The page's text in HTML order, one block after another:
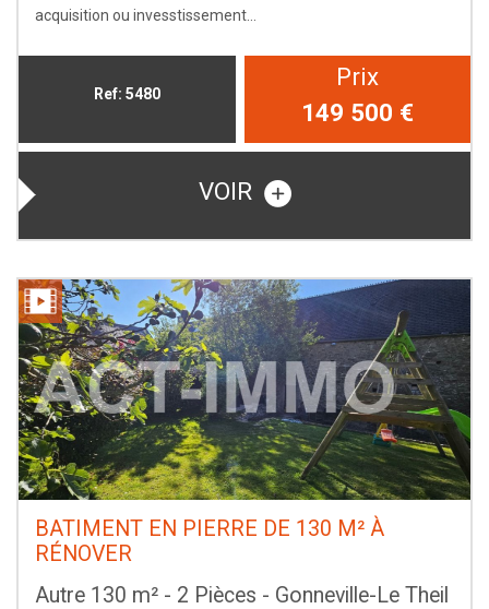
acquisition ou invesstissement...
Ref: 5480
Prix
149 500 €
VOIR
BATIMENT EN PIERRE DE 130 M² À
RÉNOVER
Autre 130 m² - 2 Pièces - Gonneville-Le Theil